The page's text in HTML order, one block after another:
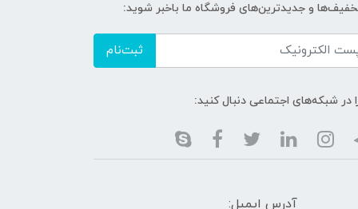
و جدیدترین‌های فروشگاه ما باخبر شوید:
ثبت‌نام
در شبکه‌های اجتماعی دنبال کنید:
آدرس ایمیل: